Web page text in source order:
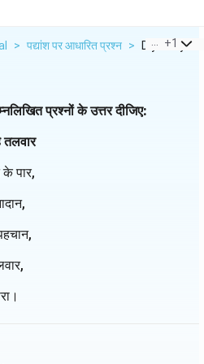
> पद्यांश पर आधारित प्रश्न > Diye Gaye
+1
प्रश्नों के उत्तर दीजिए:
तलवार
पार,